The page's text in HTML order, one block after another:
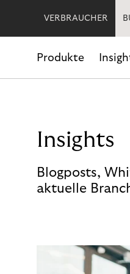
VERBRAUCHER
Produkte
Insights
Blogposts,
aktuelle